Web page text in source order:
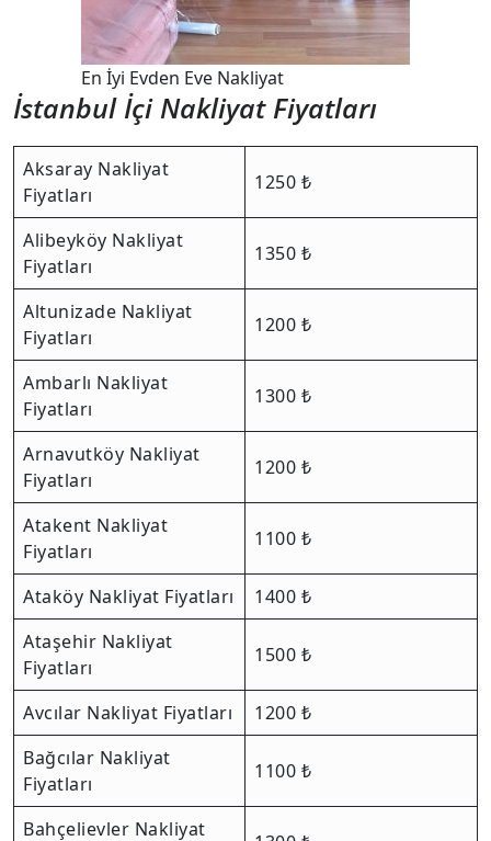
En İyi Evden Eve Nakliyat
İstanbul İçi Nakliyat Fiyatları
Aksaray Nakliyat
Fiyatları
1250 ₺
Alibeyköy Nakliyat
Fiyatları
1350 ₺
Altunizade Nakliyat
Fiyatları
1200 ₺
Ambarlı Nakliyat
Fiyatları
1300 ₺
Arnavutköy Nakliyat
Fiyatları
1200 ₺
Atakent Nakliyat
Fiyatları
1100 ₺
Ataköy Nakliyat Fiyatları
1400 ₺
Ataşehir Nakliyat
Fiyatları
1500 ₺
Avcılar Nakliyat Fiyatları
1200 ₺
Bağcılar Nakliyat
Fiyatları
1100 ₺
Bahçelievler Nakliyat